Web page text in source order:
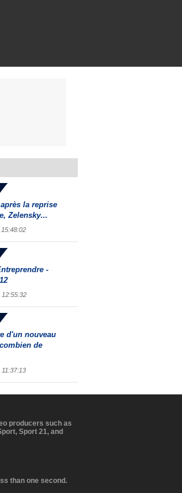
la reprise
Zelensky...
15:48:02
-
12:55:32
d'un nouveau
de
11:37:13
producers such as
Sport 21, and
than one second.